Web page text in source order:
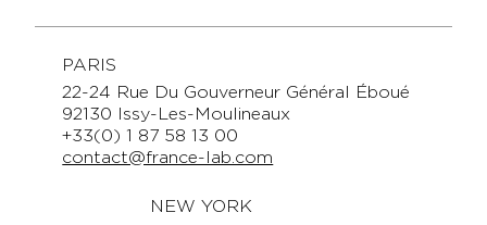
PARIS
22-24 Rue Du Gouverneur Général Éboué
92130 Issy-Les-Moulineaux
+33(0) 1 87 58 13 00
contact@france-lab.com
NEW YORK